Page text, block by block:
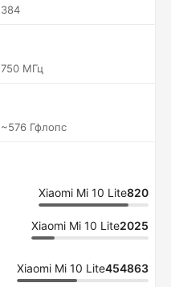
384
750 МГц
~576 Гфлопс
Xiaomi Mi 10 Lite820
Xiaomi Mi 10 Lite2025
Xiaomi Mi 10 Lite454863